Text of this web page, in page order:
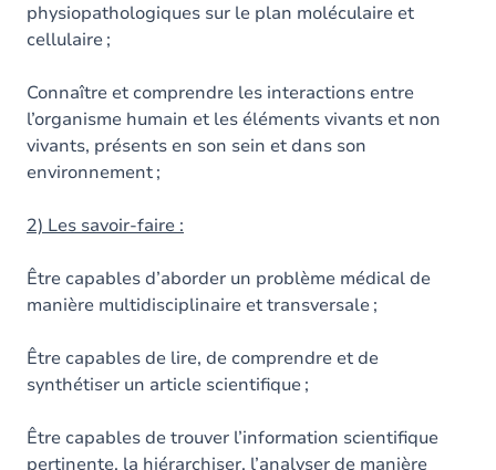
physiopathologiques sur le plan moléculaire et
cellulaire ;
Connaître et comprendre les interactions entre
l’organisme humain et les éléments vivants et non
vivants, présents en son sein et dans son
environnement ;
2) Les savoir-faire :
Être capables d’aborder un problème médical de
manière multidisciplinaire et transversale ;
Être capables de lire, de comprendre et de
synthétiser un article scientifique ;
Être capables de trouver l’information scientifique
pertinente, la hiérarchiser, l’analyser de manière